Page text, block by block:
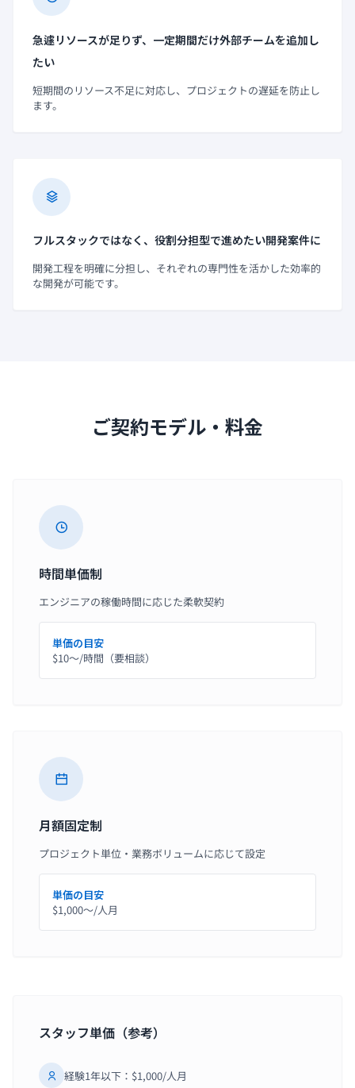
急遽リソースが足りず、一定期間だけ外部チームを追加し
たい
短期間のリソース不足に対応し、プロジェクトの遅延を防止し
ます。
フルスタックではなく、役割分担型で進めたい開発案件に
開発工程を明確に分担し、それぞれの専門性を活かした効率的
な開発が可能です。
ご契約モデル・料金
時間単価制
エンジニアの稼働時間に応じた柔軟契約
単価の目安
$10〜/時間（要相談）
月額固定制
プロジェクト単位・業務ボリュームに応じて設定
単価の目安
$1,000〜/人月
スタッフ単価（参考）
経験1年以下：$1,000/人月